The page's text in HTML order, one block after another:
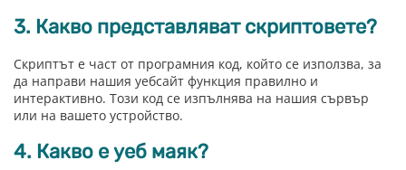
3. Какво представляват скриптовете?
Скриптът е част от програмния код, който се използва, за
да направи нашия уебсайт функция правилно и
интерактивно. Този код се изпълнява на нашия сървър
или на вашето устройство.
4. Какво е уеб маяк?